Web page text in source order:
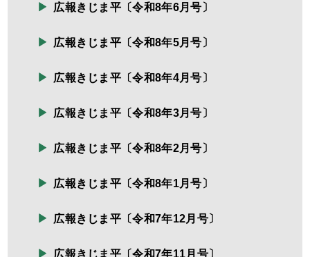
広報きじま平〔令和8年6月号〕
広報きじま平〔令和8年5月号〕
広報きじま平〔令和8年4月号〕
広報きじま平〔令和8年3月号〕
広報きじま平〔令和8年2月号〕
広報きじま平〔令和8年1月号〕
広報きじま平〔令和7年12月号〕
広報きじま平〔令和7年11月号〕